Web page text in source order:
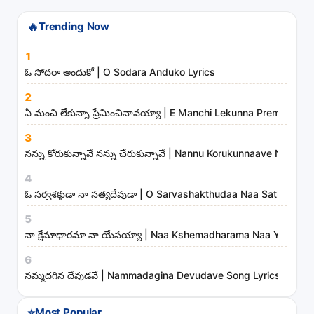
t
a
n
d
m
i
n
i
s
t
r
i
e
s
🔥Trending Now
1
ఓ సోదరా అందుకో | O Sodara Anduko Lyrics
2
ఏ మంచి లేకున్నా ప్రేమించినావయ్యా | E Manchi Lekunna
3
నన్ను కోరుకున్నావే నన్ను చేరుకున్నావే | Nannu Korukunnaave Nannu
4
ఓ సర్వశక్తుడా నా సత్యదేవుడా | O Sarvashakthudaa Naa
5
నా క్షేమాధారమా నా యేసయ్యా | Naa Kshemadharama Naa Yesayya
6
నమ్మదగిన దేవుడవే | Nammadagina Devudave Song Lyrics